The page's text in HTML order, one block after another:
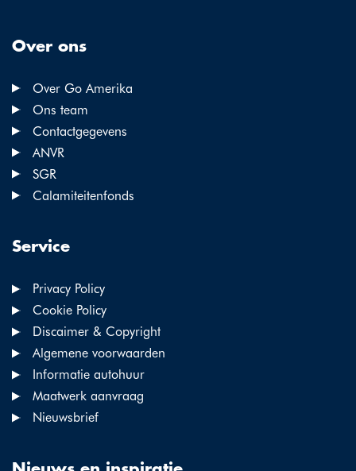
Over ons
Over Go Amerika
Ons team
Contactgegevens
ANVR
SGR
Calamiteitenfonds
Service
Privacy Policy
Cookie Policy
Discaimer & Copyright
Algemene voorwaarden
Informatie autohuur
Maatwerk aanvraag
Nieuwsbrief